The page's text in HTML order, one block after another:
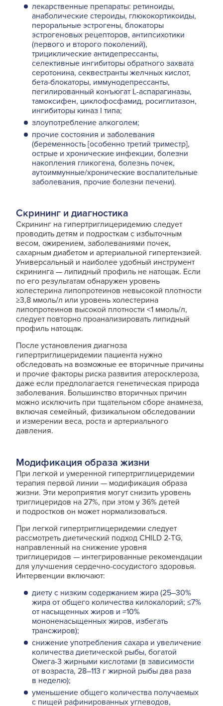
лекарственные препараты: ретинои­ды,
анаболические стероиды, глюкокортикоиды,
пероральные эстрогены, блокаторы
эстрогеновых рецепторов, антипсихотики
(первого и второго поколений),
трициклические антидепрессанты,
селективные ингибиторы обратного захвата
серотонина, секвест­ранты желчных кислот,
бета-блокаторы, иммунодепрессанты,
пегилированный конъюгат L-аспарагиназы,
тамоксифен, циклофосфамид, росиглитазон,
ингибиторы киназ I типа;
злоупотребление алкоголем;
прочие состояния и заболевания
(беременность [особенно третий триместр],
острые и хронические инфекции, болезни
накопления гликогена, болезнь почек,
аутоиммунные/хронические воспалительные
заболевания, прочие болезни печени).
Скрининг и диагностика
Скрининг на гипертриглицеридемию следует
проводить детям и подросткам с избыточным
весом, ожирением, заболеваниями почек,
сахарным диабетом и артериальной гипертензией.
Универсальный и наиболее удобный инструмент
скрининга — липидный профиль не натощак. Если
по его результатам обнаружен уровень
холестерина липопротеинов невысокой плотности
≥3,8 ммоль/л или уровень холестерина
липопротеинов высокой плотности <1 ммоль/л,
следует повторно проанализировать липидный
профиль натощак.
После установления диагноза
гипертриглицеридемии пациента нужно
обследовать на возможные ее вторичные причины
и прочие факторы риска развития атеросклероза,
даже если предполагается генетическая природа
заболевания. Большинство вторичных причин
можно исключить при тщательном сборе анамнеза,
включая семейный, физикальном обследовании
и измерении веса, роста и артериального
давления.
Модификация образа жизни
При легкой и умеренной гипертриглицеридемии
терапия первой линии — модификация образа
жизни. Эти мероприятия могут снизить уровень
триглицеридов на 27%, при этом у 36% детей
и подростков он может нормализоваться.
При легкой гипертриглицеридемии следует
рассмотреть диетический подход CHILD 2-TG,
направленный на снижение уровня
триглицеридов — интегрированные рекомендации
для улучшения сердечно-сосудистого здоровья.
Интервенции включают:
диету с низким содержанием жира (25–30%
жира от общего количества килокалорий; ≤7%
от насыщенных жиров и ≈10%
мононенасыщенных жиров, избегать
трансжиров);
снижение употребления сахара и увеличение
количества диетической рыбы, богатой
Омега-3 жирными кислотами (в зависимости
от возраста, 28–113 г жирной рыбы два раза
в неделю);
уменьшение общего количества получаемых
с пищей рафинированных углеводов,